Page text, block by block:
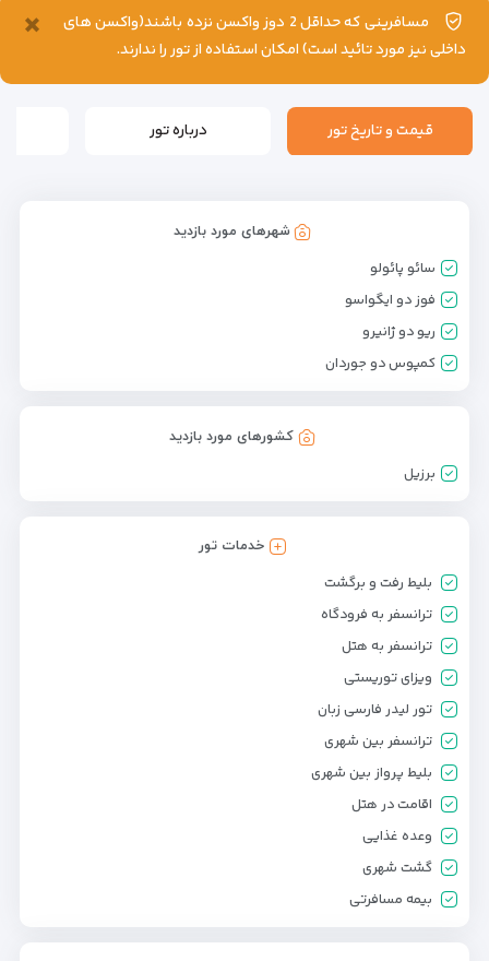
×
مسافرینی که حداقل 2 دوز واکسن نزده باشند(واکسن های
داخلی نیز مورد تائید است) امکان استفاده از تور را ندارند.
قیمت و تاریخ تور درباره تور
شهرهای مورد بازدید
سائو پائولو
فوز دو ایگواسو
ريو دو ژانيرو
کمپوس دو جوردان
کشورهای مورد بازدید
برزیل
خدمات تور
بلیط رفت و برگشت
ترانسفر به فرودگاه
ترانسفر به هتل
ویزای توریستی
تور لیدر فارسی زبان
ترانسفر بین شهری
بلیط پرواز بین شهری
اقامت در هتل
وعده غذایی
گشت شهری
بیمه مسافرتی